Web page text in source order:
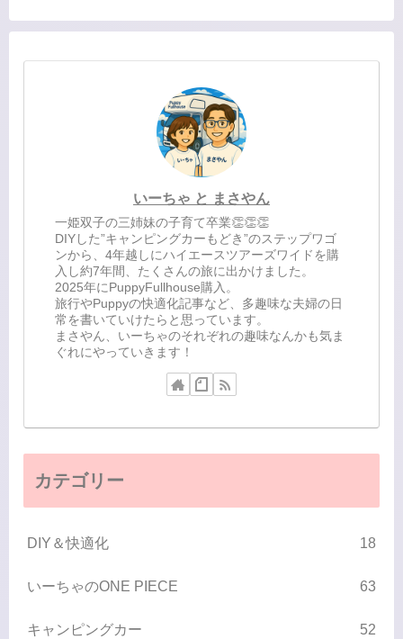
いーちゃ と まさやん
一姫双子の三姉妹の子育て卒業👏👏👏
DIYした”キャンピングカーもどき”のステップワゴ
ンから、4年越しにハイエースツアーズワイドを購
入し約7年間、たくさんの旅に出かけました。
2025年にPuppyFullhouse購入。
旅行やPuppyの快適化記事など、多趣味な夫婦の日
常を書いていけたらと思っています。
まさやん、いーちゃのそれぞれの趣味なんかも気ま
ぐれにやっていきます！
カテゴリー
DIY＆快適化 18
いーちゃのONE PIECE 63
キャンピングカー 52